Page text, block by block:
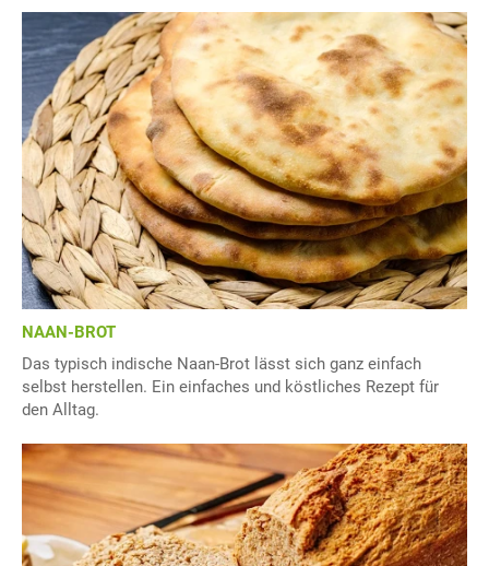
NAAN-BROT
Das typisch indische Naan-Brot lässt sich ganz einfach
selbst herstellen. Ein einfaches und köstliches Rezept für
den Alltag.